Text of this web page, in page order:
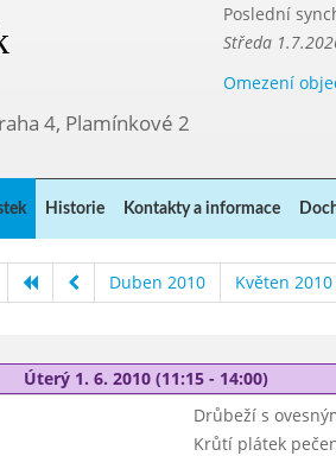
Poslední
Středa
Omezení
4, Plamínkové 2
Historie Kontakty a informace
Duben 2010 Květen 2010
Úterý 1. 6. 2010 (11:15 - 14:00)
Drůbeží s
Krůtí plátek